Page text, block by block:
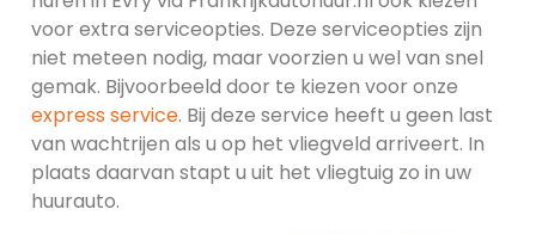
voor extra serviceopties. Deze serviceopties zijn
niet meteen nodig, maar voorzien u wel van snel
gemak. Bijvoorbeeld door te kiezen voor onze
express service. Bij deze service heeft u geen last
van wachtrijen als u op het vliegveld arriveert. In
plaats daarvan stapt u uit het vliegtuig zo in uw
huurauto.